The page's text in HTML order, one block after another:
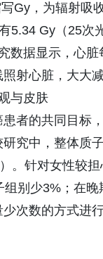
Gy，为辐射
5.34 Gy（25
数据显示，心
射心脏，大大
与皮肤
者的共同目标
究中，整体质
。针对女性较
别少3%；在
次数的方式进